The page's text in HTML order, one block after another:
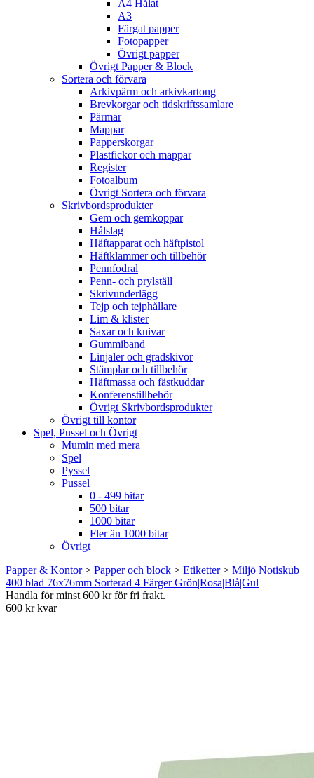
A4 Hålat
A3
Färgat papper
Fotopapper
Övrigt papper
Övrigt Papper & Block
Sortera och förvara
Arkivpärm och arkivkartong
Brevkorgar och tidskriftssamlare
Pärmar
Mappar
Papperskorgar
Plastfickor och mappar
Register
Fotoalbum
Övrigt Sortera och förvara
Skrivbordsprodukter
Gem och gemkoppar
Hålslag
Häftapparat och häftpistol
Häftklammer och tillbehör
Pennfodral
Penn- och prylställ
Skrivunderlägg
Tejp och tejphållare
Lim & klister
Saxar och knivar
Gummiband
Linjaler och gradskivor
Stämplar och tillbehör
Häftmassa och fästkuddar
Konferenstillbehör
Övrigt Skrivbordsprodukter
Övrigt till kontor
Spel, Pussel och Övrigt
Mumin med mera
Spel
Pyssel
Pussel
0 - 499 bitar
500 bitar
1000 bitar
Fler än 1000 bitar
Övrigt
Papper & Kontor> Papper och block > Etiketter> Miljö Notiskub
400 blad 76x76mm Sorterad 4 Färger Grön|Rosa|Blå|Gul
Handla för minst 600 kr för fri frakt.
600 kr kvar